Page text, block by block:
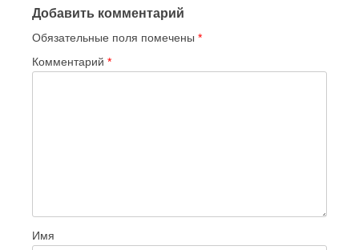
Добавить комментарий
Обязательные поля помечены *
Комментарий *
Имя